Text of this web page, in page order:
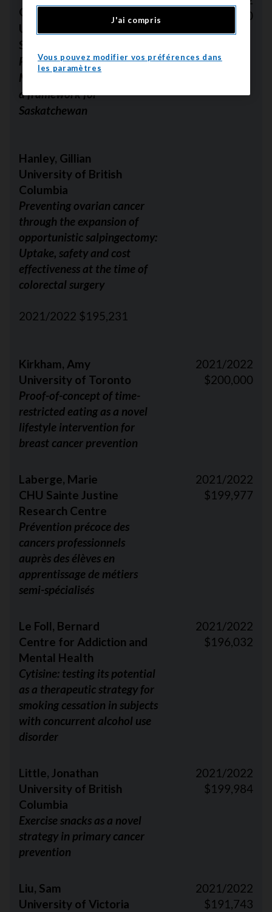
Groot, Gary
University of
Saskatchewan
Preventing cancer through
Métis cultural revitalization:
a framework for
Saskatchewan
$175,060
Hanley, Gillian
University of British
Columbia
Preventing ovarian cancer
through the expansion of
opportunistic salpingectomy:
Uptake, safety and cost
effectiveness at the time of
colorectal surgery
2021/2022 $195,231
Kirkham, Amy
University of Toronto
Proof-of-concept of time-
restricted eating as a novel
lifestyle intervention for
breast cancer prevention
2021/2022
$200,000
Laberge, Marie
CHU Sainte Justine
Research Centre
Prévention précoce des
cancers professionnels
auprès des élèves en
apprentissage de métiers
semi-spécialisés
2021/2022
$199,977
Le Foll, Bernard
Centre for Addiction and
Mental Health
Cytisine: testing its potential
as a therapeutic strategy for
smoking cessation in subjects
with concurrent alcohol use
disorder
2021/2022
$196,032
Little, Jonathan
University of British
Columbia
Exercise snacks as a novel
strategy in primary cancer
prevention
2021/2022
$199,984
Liu, Sam
University of Victoria
2021/2022
$191,743
J'ai compris
Vous pouvez modifier vos préférences dans
les paramètres